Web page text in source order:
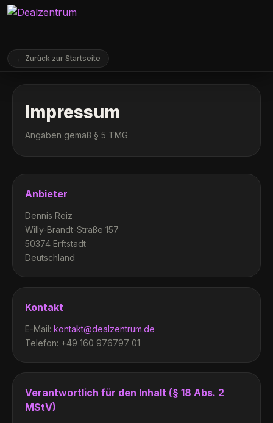
← Zurück zur Startseite
Impressum
Angaben gemäß § 5 TMG
Anbieter
Dennis Reiz
Willy-Brandt-Straße 157
50374 Erftstadt
Deutschland
Kontakt
E-Mail: kontakt@dealzentrum.de
Telefon: +49 160 976797 01
Verantwortlich für den Inhalt (§ 18 Abs. 2
MStV)